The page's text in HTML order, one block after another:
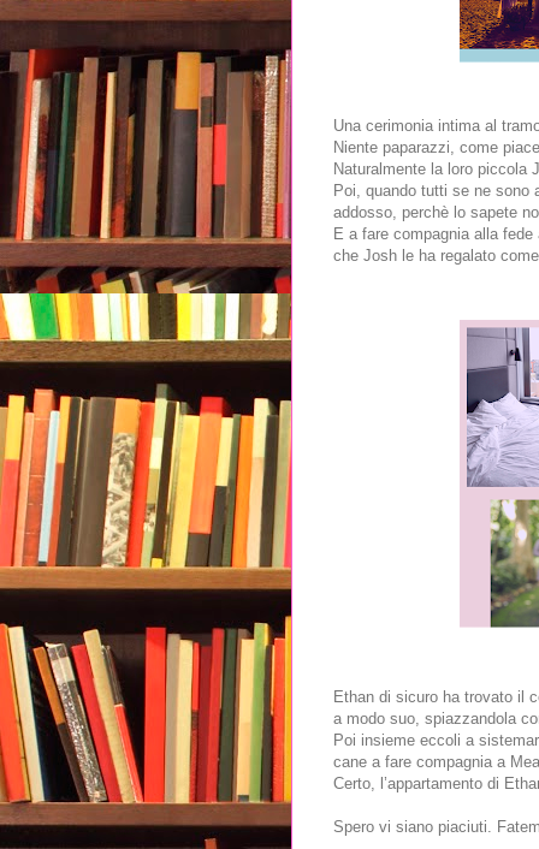
Una cerimonia intima al
Niente paparazzi, come
Naturalmente la loro piccola
Poi, quando tutti se ne sono
addosso, perchè lo sapete
E a fare compagnia alla
che Josh le ha regalato
Ethan di sicuro ha trovato il
a modo suo, spiazzandola
Poi insieme eccoli a
cane a fare compagnia a
Certo, l’appartamento di
Spero vi siano piaciuti.